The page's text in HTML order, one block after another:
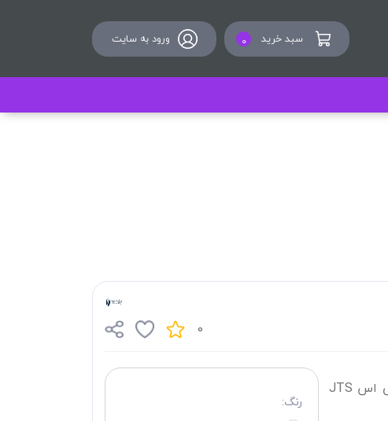
سبد خرید 0 ورود به سایت
0
ویژگی های ویلچر حمامی شش چرخ جی تی اس JTS
رنگ: